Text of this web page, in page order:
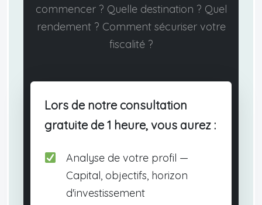
commencer ? Quelle destination ? Quel
rendement ? Comment sécuriser votre
fiscalité ?
Lors de notre consultation
gratuite de 1 heure, vous aurez :
Analyse de votre profil —
Capital, objectifs, horizon
d'investissement